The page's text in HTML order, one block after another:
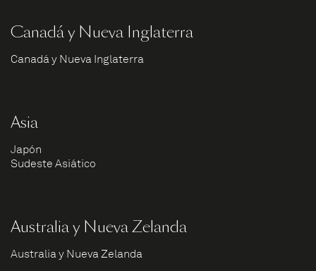
Canadá y Nueva Inglaterra
Canadá y Nueva Inglaterra
Asia
Japón
Sudeste Asiático
Australia y Nueva Zelanda
Australia y Nueva Zelanda